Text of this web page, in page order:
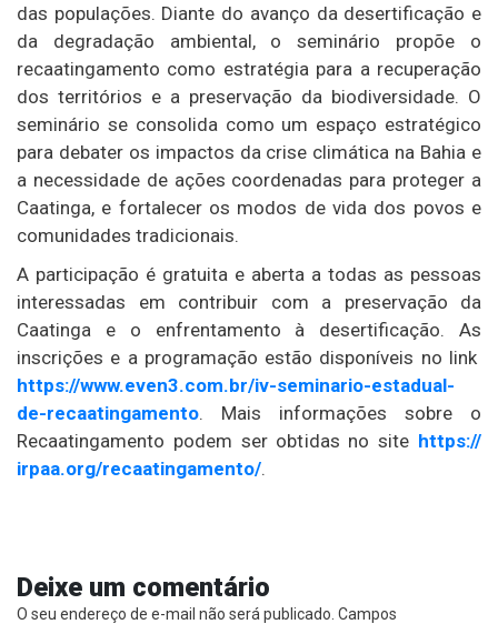
das populações. Diante do avanço da desertificação e
da degradação ambiental, o seminário propõe o
recaatingamento como estratégia para a recuperação
dos territórios e a preservação da biodiversidade. O
seminário se consolida como um espaço estratégico
para debater os impactos da crise climática na Bahia e
a necessidade de ações coordenadas para proteger a
Caatinga, e fortalecer os modos de vida dos povos e
comunidades tradicionais.
A participação é gratuita e aberta a todas as pessoas
interessadas em contribuir com a preservação da
Caatinga e o enfrentamento à desertificação. As
inscrições e a programação estão disponíveis no link
https://www.even3.com.br/iv-seminario-estadual-
de-recaatingamento. Mais informações sobre o
Recaatingamento podem ser obtidas no site https://
irpaa.org/recaatingamento/.
Deixe um comentário
O seu endereço de e-mail não será publicado. Campos